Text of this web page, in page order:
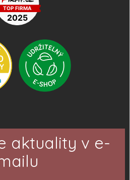
aktuality v e-